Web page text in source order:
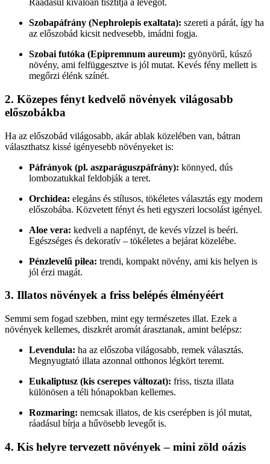
Ráadásul kiválóan tisztítja a levegőt.
Szobapáfrány (Nephrolepis exaltata): szereti a párát, így ha
az előszobád kicsit nedvesebb, imádni fogja.
Szobai futóka (Epipremnum aureum): gyönyörű, kúszó
növény, ami felfüggesztve is jól mutat. Kevés fény mellett is
megőrzi élénk színét.
2. Közepes fényt kedvelő növények világosabb
előszobákba
Ha az előszobád világosabb, akár ablak közelében van, bátran
választhatsz kissé igényesebb növényeket is:
Páfrányok (pl. aszparáguszpáfrány): könnyed, dús
lombozatukkal feldobják a teret.
Orchidea: elegáns és stílusos, tökéletes választás egy modern
előszobába. Közvetett fényt és heti egyszeri locsolást igényel.
Aloe vera: kedveli a napfényt, de kevés vízzel is beéri.
Egészséges és dekoratív – tökéletes a bejárat közelébe.
Pénzlevelű pilea: trendi, kompakt növény, ami kis helyen is
jól érzi magát.
3. Illatos növények a friss belépés élményéért
Semmi sem fogad szebben, mint egy természetes illat. Ezek a
növények kellemes, diszkrét aromát árasztanak, amint belépsz:
Levendula: ha az előszoba világosabb, remek választás.
Megnyugtató illata azonnal otthonos légkört teremt.
Eukaliptusz (kis cserepes változat): friss, tiszta illata
különösen a téli hónapokban kellemes.
Rozmaring: nemcsak illatos, de kis cserépben is jól mutat,
ráadásul bírja a hűvösebb levegőt is.
4. Kis helyre tervezett növények – mini zöld oázis